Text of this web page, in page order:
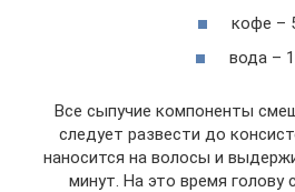
кофе –
вода –
Все сыпучие компоненты
следует развести до
наносится на волосы и
минут. На это время голову